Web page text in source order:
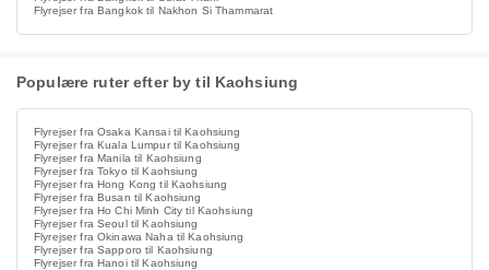
Flyrejser fra Bangkok til Nakhon Si Thammarat
Populære ruter efter by til Kaohsiung
Flyrejser fra Osaka Kansai til Kaohsiung
Flyrejser fra Kuala Lumpur til Kaohsiung
Flyrejser fra Manila til Kaohsiung
Flyrejser fra Tokyo til Kaohsiung
Flyrejser fra Hong Kong til Kaohsiung
Flyrejser fra Busan til Kaohsiung
Flyrejser fra Ho Chi Minh City til Kaohsiung
Flyrejser fra Seoul til Kaohsiung
Flyrejser fra Okinawa Naha til Kaohsiung
Flyrejser fra Sapporo til Kaohsiung
Flyrejser fra Hanoi til Kaohsiung